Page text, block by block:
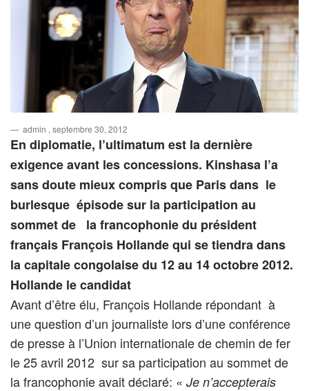
admin , septembre 30, 2012
En diplomatie, l’ultimatum est la dernière
exigence avant les concessions. Kinshasa l’a
sans doute mieux compris que Paris dans le
burlesque épisode sur la participation au
sommet de la francophonie du président
français François Hollande qui se tiendra dans
la capitale congolaise du 12 au 14 octobre 2012.
Hollande le candidat
Avant d’être élu, François Hollande répondant à
une question d’un journaliste lors d’une conférence
de presse à l’Union internationale de chemin de fer
le 25 avril 2012 sur sa participation au sommet de
la francophonie avait déclaré: « Je n’accepterais